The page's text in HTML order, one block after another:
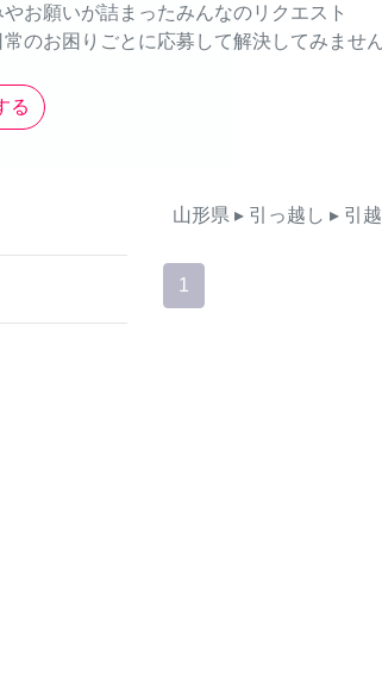
お願いが詰まったみんなのリクエスト
のお困りごとに応募して解決してみませ
る
山形県 ▸ 引っ越し ▸ 引
1